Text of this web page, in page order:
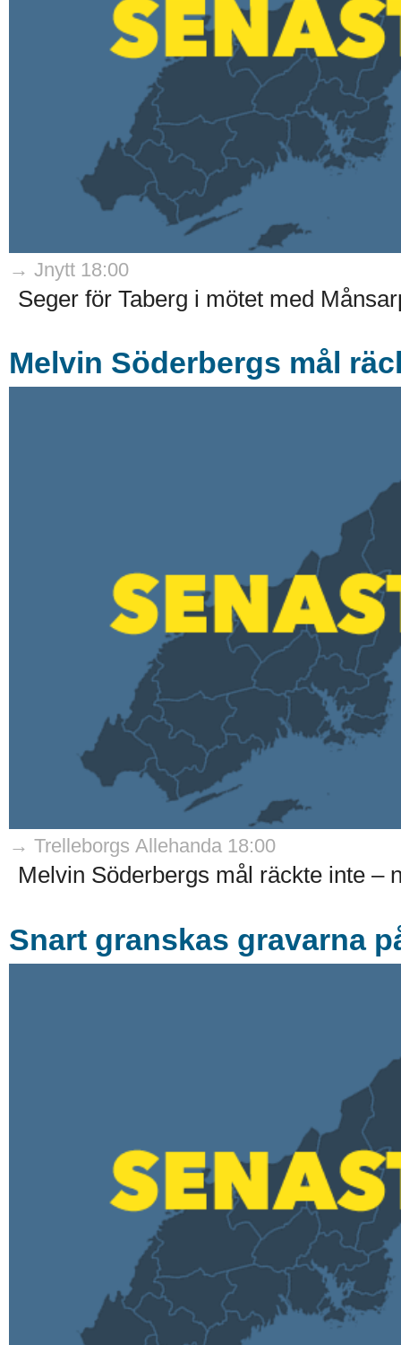
→ Jnytt 18:00
Seger för Taberg i mötet med
Melvin Söderbergs mål
→ Trelleborgs Allehanda 18:00
Melvin Söderbergs mål räckte inte –
Snart granskas gravarna